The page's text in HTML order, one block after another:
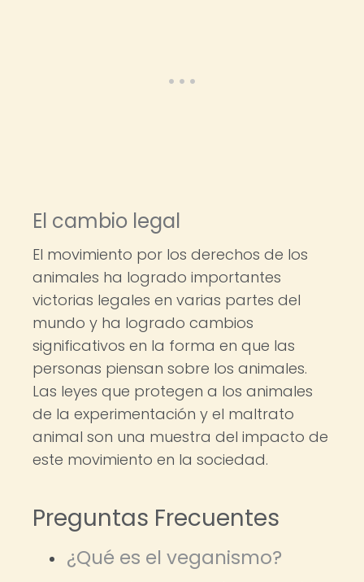
El cambio legal
El movimiento por los derechos de los
animales ha logrado importantes
victorias legales en varias partes del
mundo y ha logrado cambios
significativos en la forma en que las
personas piensan sobre los animales.
Las leyes que protegen a los animales
de la experimentación y el maltrato
animal son una muestra del impacto de
este movimiento en la sociedad.
Preguntas Frecuentes
¿Qué es el veganismo?